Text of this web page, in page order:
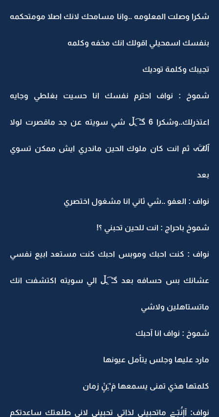
شكرا وصلت المعلومه ..وانا مسامحك ﻻنك اصلا مومتحكمه
بنفسك اسمحيلي اقولك انك مخفه وكلمه
تجيبك وكلمة توديك
شموخ : نواف احترم نفسك انا حسيت بغلطي وجايه
اعتذرلك..وشكرا 6 ‏گـّ ̯͡ـڵ شي سويته عن جد ماقصرت لولا
ٱل̷̷لـَـََہ ثم انت كان ملوك الحين ماندري ايش ممكن تسوي
بعد
نواف : العفو ..شي ثاني انا مشغول اختصري
شموخ باحراج : انت للحين تحبني ؟!
نواف : كنت احبك وموبس احبك كنت مستعد ابيع نفسي
عشانك بس حسافه بعد ‏گـّ ̯͡ـڵ الي سويته اكتشفت انك
ماتستاهلين وﻻشي
شموخ : نواف انا آحبك
مارد عليها وجلس يتأمل عيونها
كلمتها هذي تمنى يسمعها مَ‘ـَِنٍْ زمان
نواف: ‏آإٍنَُتِـےّ ماتحبيني لذاتي تحبيني ﻻني طلعتك ساعدتكم